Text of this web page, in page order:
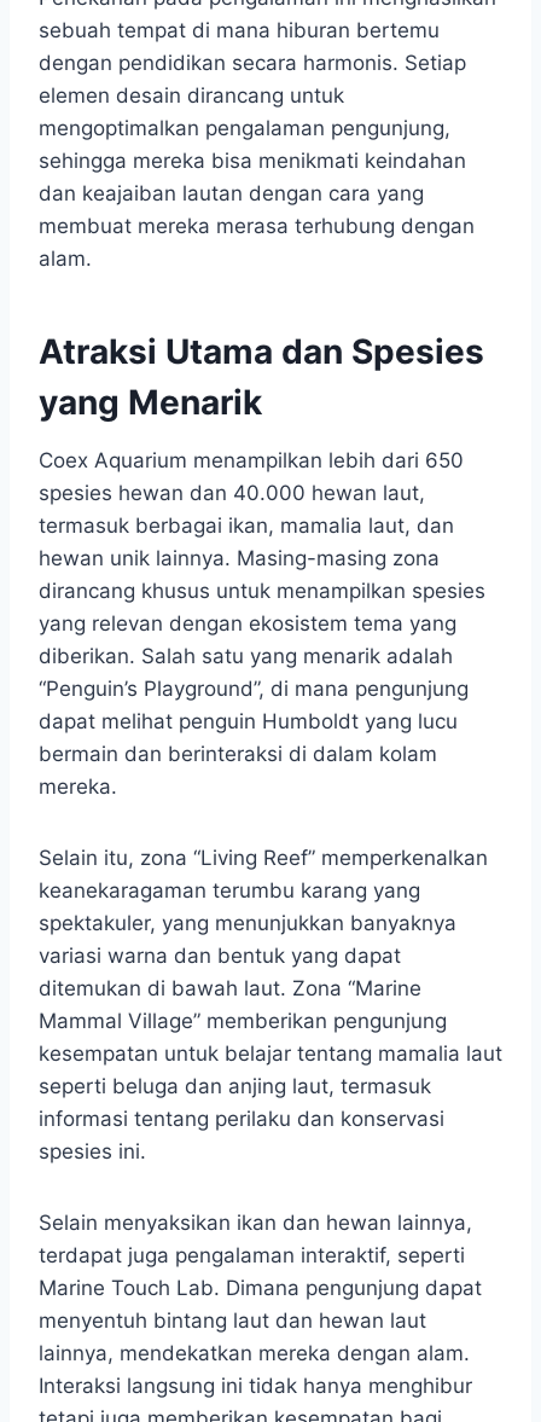
sebuah tempat di mana hiburan bertemu
dengan pendidikan secara harmonis. Setiap
elemen desain dirancang untuk
mengoptimalkan pengalaman pengunjung,
sehingga mereka bisa menikmati keindahan
dan keajaiban lautan dengan cara yang
membuat mereka merasa terhubung dengan
alam.
Atraksi Utama dan Spesies
yang Menarik
Coex Aquarium menampilkan lebih dari 650
spesies hewan dan 40.000 hewan laut,
termasuk berbagai ikan, mamalia laut, dan
hewan unik lainnya. Masing-masing zona
dirancang khusus untuk menampilkan spesies
yang relevan dengan ekosistem tema yang
diberikan. Salah satu yang menarik adalah
“Penguin’s Playground”, di mana pengunjung
dapat melihat penguin Humboldt yang lucu
bermain dan berinteraksi di dalam kolam
mereka.
Selain itu, zona “Living Reef” memperkenalkan
keanekaragaman terumbu karang yang
spektakuler, yang menunjukkan banyaknya
variasi warna dan bentuk yang dapat
ditemukan di bawah laut. Zona “Marine
Mammal Village” memberikan pengunjung
kesempatan untuk belajar tentang mamalia laut
seperti beluga dan anjing laut, termasuk
informasi tentang perilaku dan konservasi
spesies ini.
Selain menyaksikan ikan dan hewan lainnya,
terdapat juga pengalaman interaktif, seperti
Marine Touch Lab. Dimana pengunjung dapat
menyentuh bintang laut dan hewan laut
lainnya, mendekatkan mereka dengan alam.
Interaksi langsung ini tidak hanya menghibur